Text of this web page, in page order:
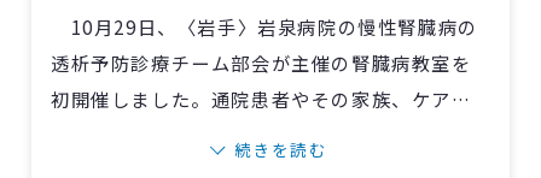
参加者からは「知識と理解の不十分な部分を
認識できた」などの声が寄せられました。
10月29日、〈岩手〉岩泉病院の慢性腎臓病の
透析予防診療チーム部会が主催の腎臓病教室を
初開催しました。通院患者やその家族、ケアマ
ネジャーなど37人が参加しました。
続きを読む